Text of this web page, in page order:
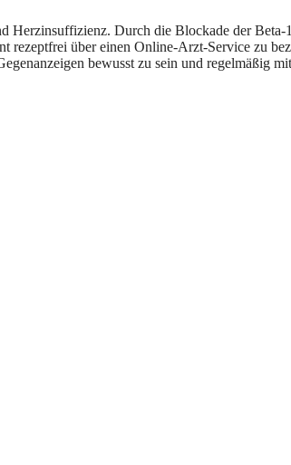
Durch die Blockade der Beta-
über einen Online-Arzt-Service zu
bewusst zu sein und regelmäßig